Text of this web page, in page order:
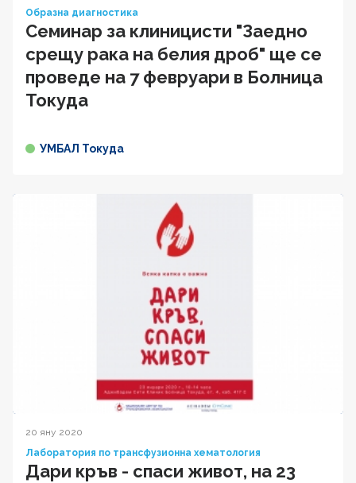
Образна диагностика
Семинар за клиницисти "Заедно
срещу рака на белия дроб" ще се
проведе на 7 февруари в Болница
Токуда
УМБАЛ Токуда
20 яну 2020
Лаборатория по трансфузионна хематология
Дари кръв - спаси живот, на 23